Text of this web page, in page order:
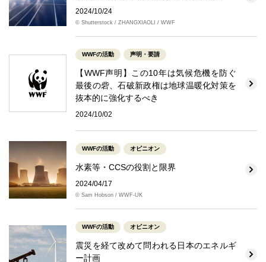
2024/10/24
© Shutterstock / ZHANGXIAOLI / WWF
WWFの活動 声明・要請
【WWF声明】この10年は気候危機を防ぐ
最後の砦、石破新政権は地球温暖化対策を
抜本的に強化するべき
2024/10/02
WWFの活動 オピニオン
水素等・CCSの役割と限界
2024/04/17
© Sam Hobson / WWF-UK
WWFの活動 オピニオン
震災を経て改めて問われる日本のエネルギ
ー計画